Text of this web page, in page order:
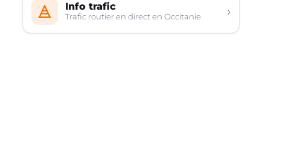
Info trafic
Trafic routier en direct en Occitanie ›